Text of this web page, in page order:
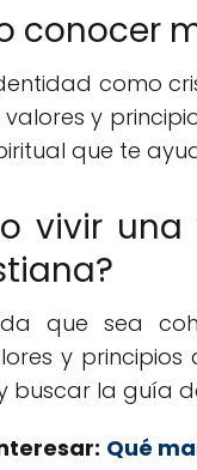
conocer
como
y
que te
vivir
que sea
y principios
buscar la guía
Qué